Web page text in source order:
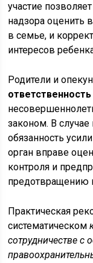
участие
надзора оценить
в семье, и
интересов
Родители и
ответственность
законом. В
обязанность
орган вправе
контроля и
предотвращению
Практическая
систематическом
сотрудничестве с